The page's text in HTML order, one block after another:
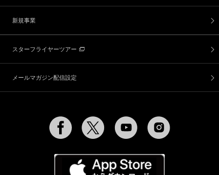
新規事業
スターフライヤーツアー
メールマガジン配信設定
Facebook Twitter YouTube Instagram